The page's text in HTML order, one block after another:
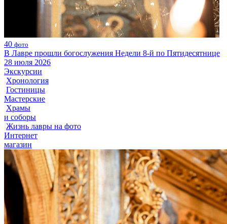
40 фото
В Лавре прошли богослужения Недели 8-й по Пятидесятнице
28 июля 2026
Экскурсии
Хронология
Гостиницы
Мастерские
Храмы
и соборы
Жизнь лавры на фото
Интернет
магазин